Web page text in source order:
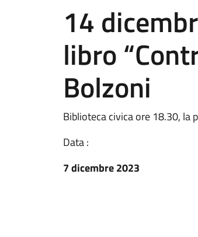
14
libro
Bolzoni
Biblioteca civica ore 18.30,
Data :
7 dicembre 2023